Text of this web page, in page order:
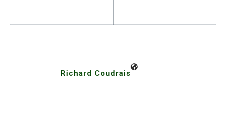
Richard Coudrais